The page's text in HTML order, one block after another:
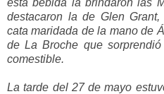
destacaron la de Glen
cata maridada de la mano de
de La Broche que
comestible.
La tarde del 27 de mayo